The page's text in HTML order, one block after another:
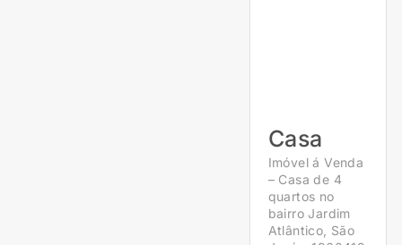
Casa
Imóvel á Venda
– Casa de 4
quartos no
bairro Jardim
Atlântico, São